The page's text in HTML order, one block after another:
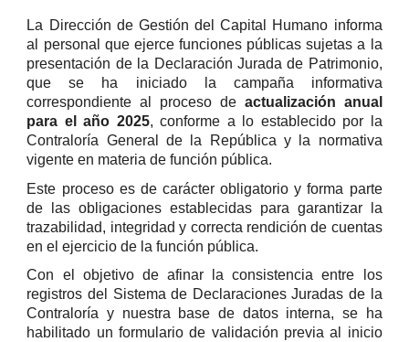
La Dirección de Gestión del Capital Humano informa
al personal que ejerce funciones públicas sujetas a la
presentación de la Declaración Jurada de Patrimonio,
que se ha iniciado la campaña informativa
correspondiente al proceso de actualización anual
para el año 2025, conforme a lo establecido por la
Contraloría General de la República y la normativa
vigente en materia de función pública.
Este proceso es de carácter obligatorio y forma parte
de las obligaciones establecidas para garantizar la
trazabilidad, integridad y correcta rendición de cuentas
en el ejercicio de la función pública.
Con el objetivo de afinar la consistencia entre los
registros del Sistema de Declaraciones Juradas de la
Contraloría y nuestra base de datos interna, se ha
habilitado un formulario de validación previa al inicio